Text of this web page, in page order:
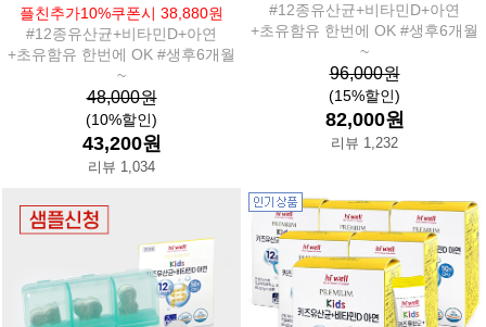
플친추가10%쿠폰시 38,880원
#12종유산균+비타민D+아연
+초유함유 한번에 OK #생후6개월
~
48,000원
(10%할인)
43,200원
리뷰 1,034
#12종유산균+비타민D+아연
+초유함유 한번에 OK #생후6개월
~
96,000원
(15%할인)
82,000원
리뷰 1,232